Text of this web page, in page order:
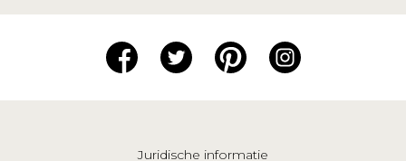
Juridische informatie